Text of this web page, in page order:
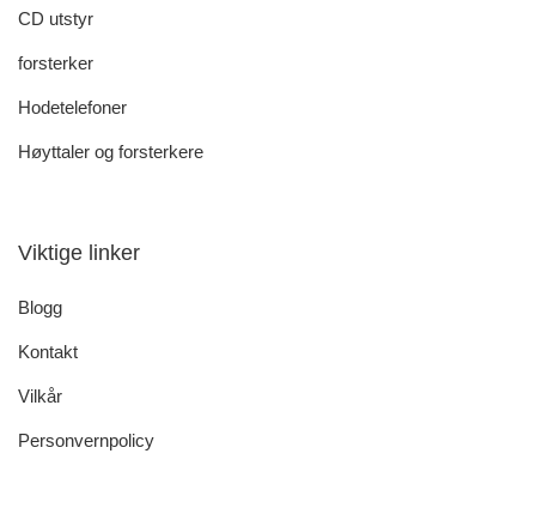
CD utstyr
forsterker
Hodetelefoner
Høyttaler og forsterkere
Viktige linker
Blogg
Kontakt
Vilkår
Personvernpolicy